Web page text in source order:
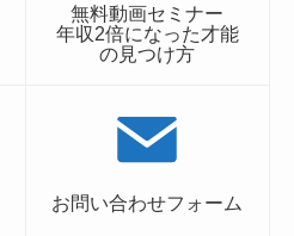
無料動画セミナー
年収2倍になった才能
の見つけ方
お問い合わせフォーム